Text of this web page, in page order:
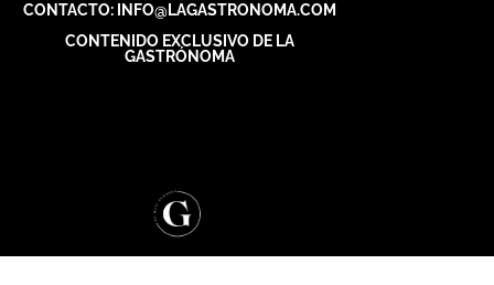
CONTACTO: INFO@LAGASTRONOMA.COM
CONTENIDO EXCLUSIVO DE LA
GASTRÓNOMA